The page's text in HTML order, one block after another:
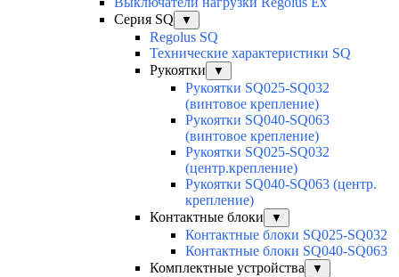
Серия SQ
▼
Regolus SQ
Технические характеристики SQ
Рукоятки
▼
Рукоятки SQ025-SQ032
(винтовое крепление)
Рукоятки SQ040-SQ063
(винтовое крепление)
Рукоятки SQ025-SQ032
(центр.крепление)
Рукоятки SQ040-SQ063 (центр.
крепление)
Контактные блоки
▼
Контактные блоки SQ025-SQ032
Контактные блоки SQ040-SQ063
Комплектные устройства
▼